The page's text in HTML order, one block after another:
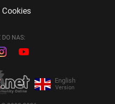
DO NAS:
English
Version